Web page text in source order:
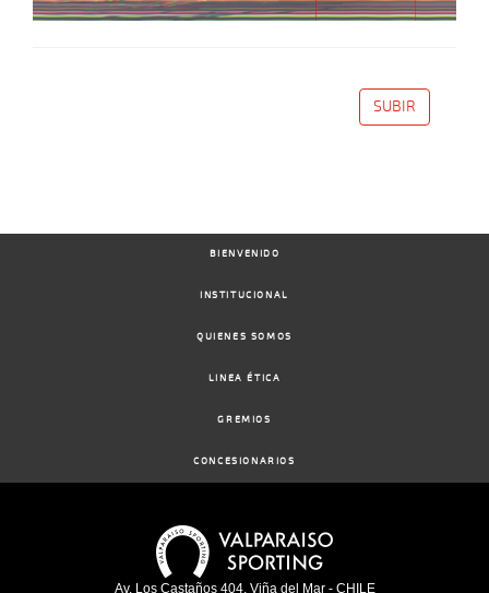
SUBIR
BIENVENIDO
INSTITUCIONAL
QUIENES SOMOS
LINEA ÉTICA
GREMIOS
CONCESIONARIOS
Av. Los Castaños 404, Viña del Mar - CHILE